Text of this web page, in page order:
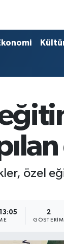
özel
2
GÖSTERIM